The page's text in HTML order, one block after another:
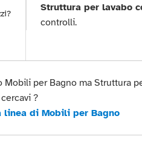
Struttura per lavabo
controlli.
Mobili per Bagno ma Struttura
?
linea di Mobili per Bagno